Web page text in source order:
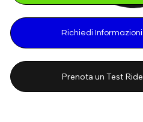
Richiedi Informazioni
Prenota un Test Ride